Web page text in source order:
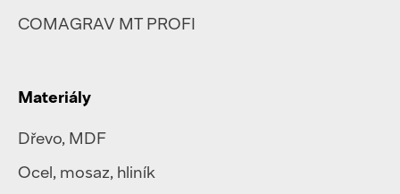
COMAGRAV MT PROFI
Materiály
Dřevo, MDF
Ocel, mosaz, hliník